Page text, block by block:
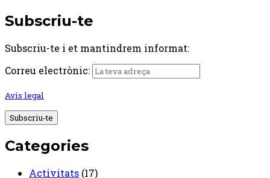
Subscriu-te
Subscriu-te i et mantindrem informat:
Correu electrònic:
Avís legal
Categories
Activitats (17)